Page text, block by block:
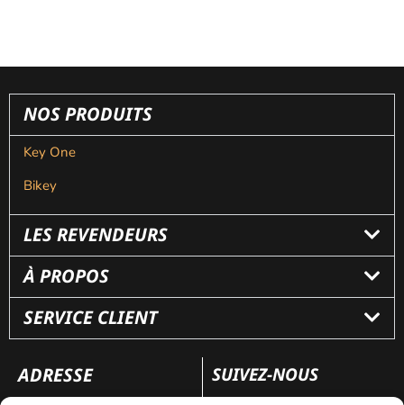
NOS PRODUITS
Key One
Bikey
LES REVENDEURS
À PROPOS
SERVICE CLIENT
ADRESSE SUIVEZ-NOUS